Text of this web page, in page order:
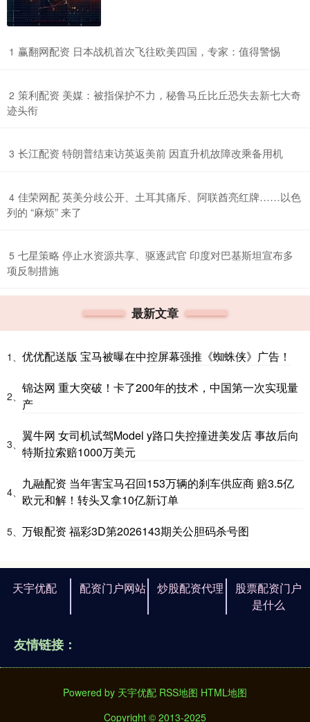
1 ​赢翻网配资 日本战机首次飞往欧美四国，专家：值得警惕
2 ​策利配资 美媒：被指保护不力，秘鲁马丘比丘恐失去新七大奇
迹头衔
3 ​长江配资 特朗普结束访英返美前 因直升机故障改乘备用机
4 ​佳荣网配 英美分歧公开、土耳其痛斥、阿联酋亮红牌……以色
列的 “麻烦” 来了
5 ​七星策略 停止水资源共享、驱逐武官 印度对巴基斯坦宣布多
项反制措施
最新文章
1、 优优配送版 宝马被曝在中控屏幕强推《蜘蛛侠》广告！
2、
锦达网 重大突破！卡了200年的技术，中国第一次实现量
产
3、
翼牛网 女司机试驾Model y路口失控撞进美发店 事故后向
特斯拉索赔1000万美元
4、
九融配资 当年害宝马召回153万辆的刹车供应商 赔3.5亿
欧元和解！转头又拿10亿新订单
5、 万银配资 福彩3D第2026143期关公胆码杀号图
天宇优配 配资门户网站 炒股配资代理
股票配资门户
是什么
友情链接：
Powered by 天宇优配 RSS地图 HTML地图
Copyright © 2013-2025